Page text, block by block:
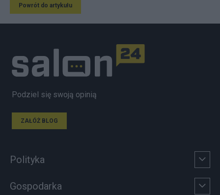
Powrót do artykułu
Podziel się swoją opinią
ZAŁÓŻ BLOG
Polityka
Gospodarka